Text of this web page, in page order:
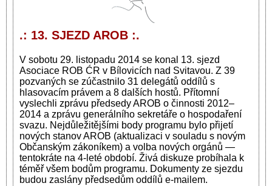
.: 13. SJEZD AROB :.
V sobotu 29. listopadu 2014 se konal 13. sjezd
Asociace ROB ĆR v Bílovicích nad Svitavou. Z 39
pozvaných se zúčastnilo 31 delegátů oddílů s
hlasovacím právem a 8 dalších hostů. Přítomní
vyslechli zprávu předsedy AROB o činnosti 2012–
2014 a zprávu generálního sekretáře o hospodaření
svazu. Nejdůležitějšími body programu bylo přijetí
nových stanov AROB (aktualizaci v souladu s novým
Občanským zákoníkem) a volba nových orgánů —
tentokráte na 4-leté období. Živá diskuze probíhala k
téměř všem bodům programu. Dokumenty ze sjezdu
budou zaslány předsedům oddílů e-mailem.